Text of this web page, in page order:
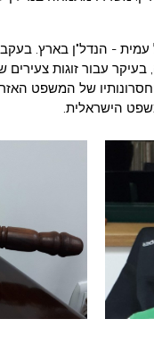
- הנדל"ן בארץ.
עבור זוגות צעירים
של המשפט
הישראלית.